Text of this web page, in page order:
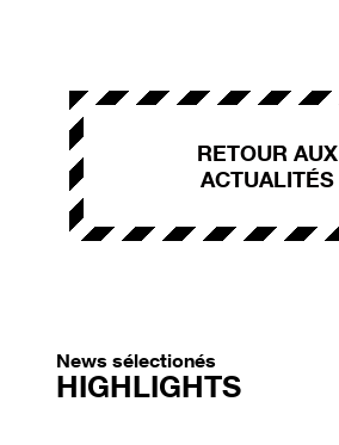
RETOUR AUX
ACTUALITÉS
News sélectionés
HIGHLIGHTS